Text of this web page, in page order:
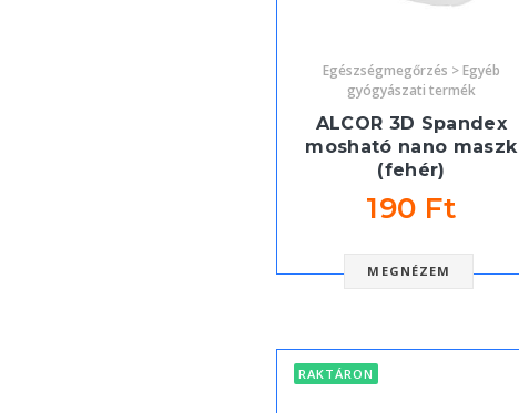
Egészségmegőrzés > Egyéb
gyógyászati termék
ALCOR 3D Spandex
mosható nano maszk
(fehér)
190 Ft
MEGNÉZEM
RAKTÁRON